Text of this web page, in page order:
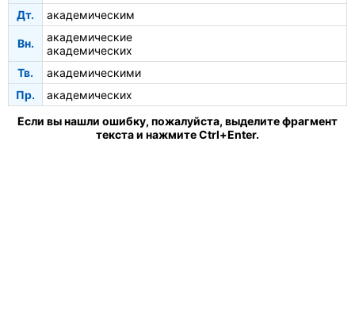
Дт.
академическим
Вн.
академические
академических
Тв.
академическими
Пр.
академических
Если вы нашли ошибку, пожалуйста, выделите фрагмент
текста и нажмите Ctrl+Enter.